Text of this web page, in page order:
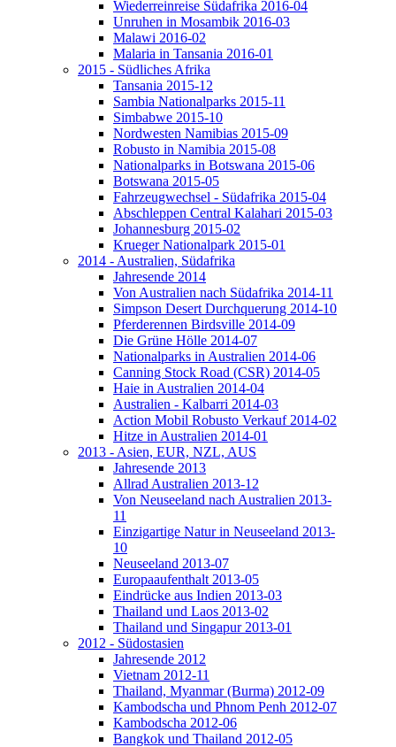
Wiederreinreise Südafrika 2016-04
Unruhen in Mosambik 2016-03
Malawi 2016-02
Malaria in Tansania 2016-01
2015 - Südliches Afrika
Tansania 2015-12
Sambia Nationalparks 2015-11
Simbabwe 2015-10
Nordwesten Namibias 2015-09
Robusto in Namibia 2015-08
Nationalparks in Botswana 2015-06
Botswana 2015-05
Fahrzeugwechsel - Südafrika 2015-04
Abschleppen Central Kalahari 2015-03
Johannesburg 2015-02
Krueger Nationalpark 2015-01
2014 - Australien, Südafrika
Jahresende 2014
Von Australien nach Südafrika 2014-11
Simpson Desert Durchquerung 2014-10
Pferderennen Birdsville 2014-09
Die Grüne Hölle 2014-07
Nationalparks in Australien 2014-06
Canning Stock Road (CSR) 2014-05
Haie in Australien 2014-04
Australien - Kalbarri 2014-03
Action Mobil Robusto Verkauf 2014-02
Hitze in Australien 2014-01
2013 - Asien, EUR, NZL, AUS
Jahresende 2013
Allrad Australien 2013-12
Von Neuseeland nach Australien 2013-
11
Einzigartige Natur in Neuseeland 2013-
10
Neuseeland 2013-07
Europaaufenthalt 2013-05
Eindrücke aus Indien 2013-03
Thailand und Laos 2013-02
Thailand und Singapur 2013-01
2012 - Südostasien
Jahresende 2012
Vietnam 2012-11
Thailand, Myanmar (Burma) 2012-09
Kambodscha und Phnom Penh 2012-07
Kambodscha 2012-06
Bangkok und Thailand 2012-05